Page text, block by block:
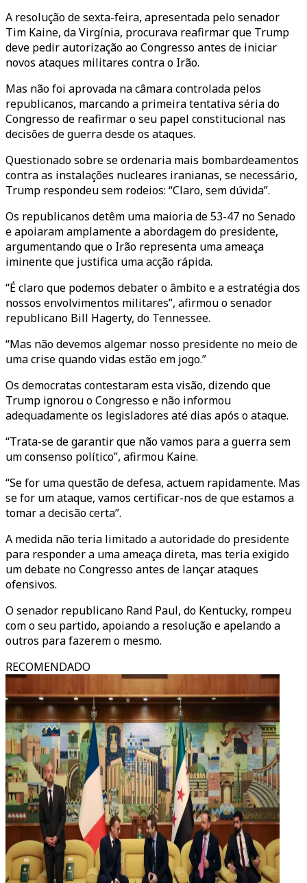
A resolução de sexta-feira, apresentada pelo senador
Tim Kaine, da Virgínia, procurava reafirmar que Trump
deve pedir autorização ao Congresso antes de iniciar
novos ataques militares contra o Irão.
Mas não foi aprovada na câmara controlada pelos
republicanos, marcando a primeira tentativa séria do
Congresso de reafirmar o seu papel constitucional nas
decisões de guerra desde os ataques.
Questionado sobre se ordenaria mais bombardeamentos
contra as instalações nucleares iranianas, se necessário,
Trump respondeu sem rodeios: “Claro, sem dúvida”.
Os republicanos detêm uma maioria de 53-47 no Senado
e apoiaram amplamente a abordagem do presidente,
argumentando que o Irão representa uma ameaça
iminente que justifica uma acção rápida.
“É claro que podemos debater o âmbito e a estratégia dos
nossos envolvimentos militares”, afirmou o senador
republicano Bill Hagerty, do Tennessee.
“Mas não devemos algemar nosso presidente no meio de
uma crise quando vidas estão em jogo.”
Os democratas contestaram esta visão, dizendo que
Trump ignorou o Congresso e não informou
adequadamente os legisladores até dias após o ataque.
“Trata-se de garantir que não vamos para a guerra sem
um consenso político”, afirmou Kaine.
“Se for uma questão de defesa, actuem rapidamente. Mas
se for um ataque, vamos certificar-nos de que estamos a
tomar a decisão certa”.
A medida não teria limitado a autoridade do presidente
para responder a uma ameaça direta, mas teria exigido
um debate no Congresso antes de lançar ataques
ofensivos.
O senador republicano Rand Paul, do Kentucky, rompeu
com o seu partido, apoiando a resolução e apelando a
outros para fazerem o mesmo.
RECOMENDADO